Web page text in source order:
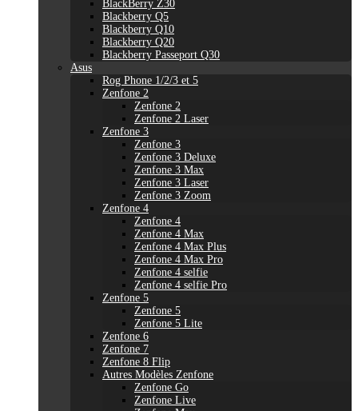
BlackBerry Z30
Blackberry Q5
Blackberry Q10
Blackberry Q20
Blackberry Passeport Q30
Asus
Rog Phone 1/2/3 et 5
Zenfone 2
Zenfone 2
Zenfone 2 Laser
Zenfone 3
Zenfone 3
Zenfone 3 Deluxe
Zenfone 3 Max
Zenfone 3 Laser
Zenfone 3 Zoom
Zenfone 4
Zenfone 4
Zenfone 4 Max
Zenfone 4 Max Plus
Zenfone 4 Max Pro
Zenfone 4 selfie
Zenfone 4 selfie Pro
Zenfone 5
Zenfone 5
Zenfone 5 Lite
Zenfone 6
Zenfone 7
Zenfone 8 Flip
Autres Modèles Zenfone
Zenfone Go
Zenfone Live